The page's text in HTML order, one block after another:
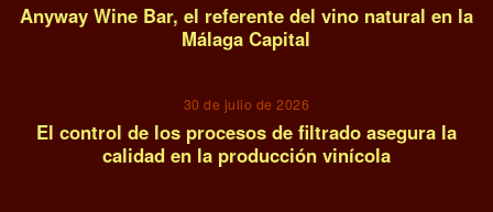
Anyway Wine Bar, el referente del vino natural en la
Málaga Capital
30 de julio de 2026
El control de los procesos de filtrado asegura la
calidad en la producción vinícola